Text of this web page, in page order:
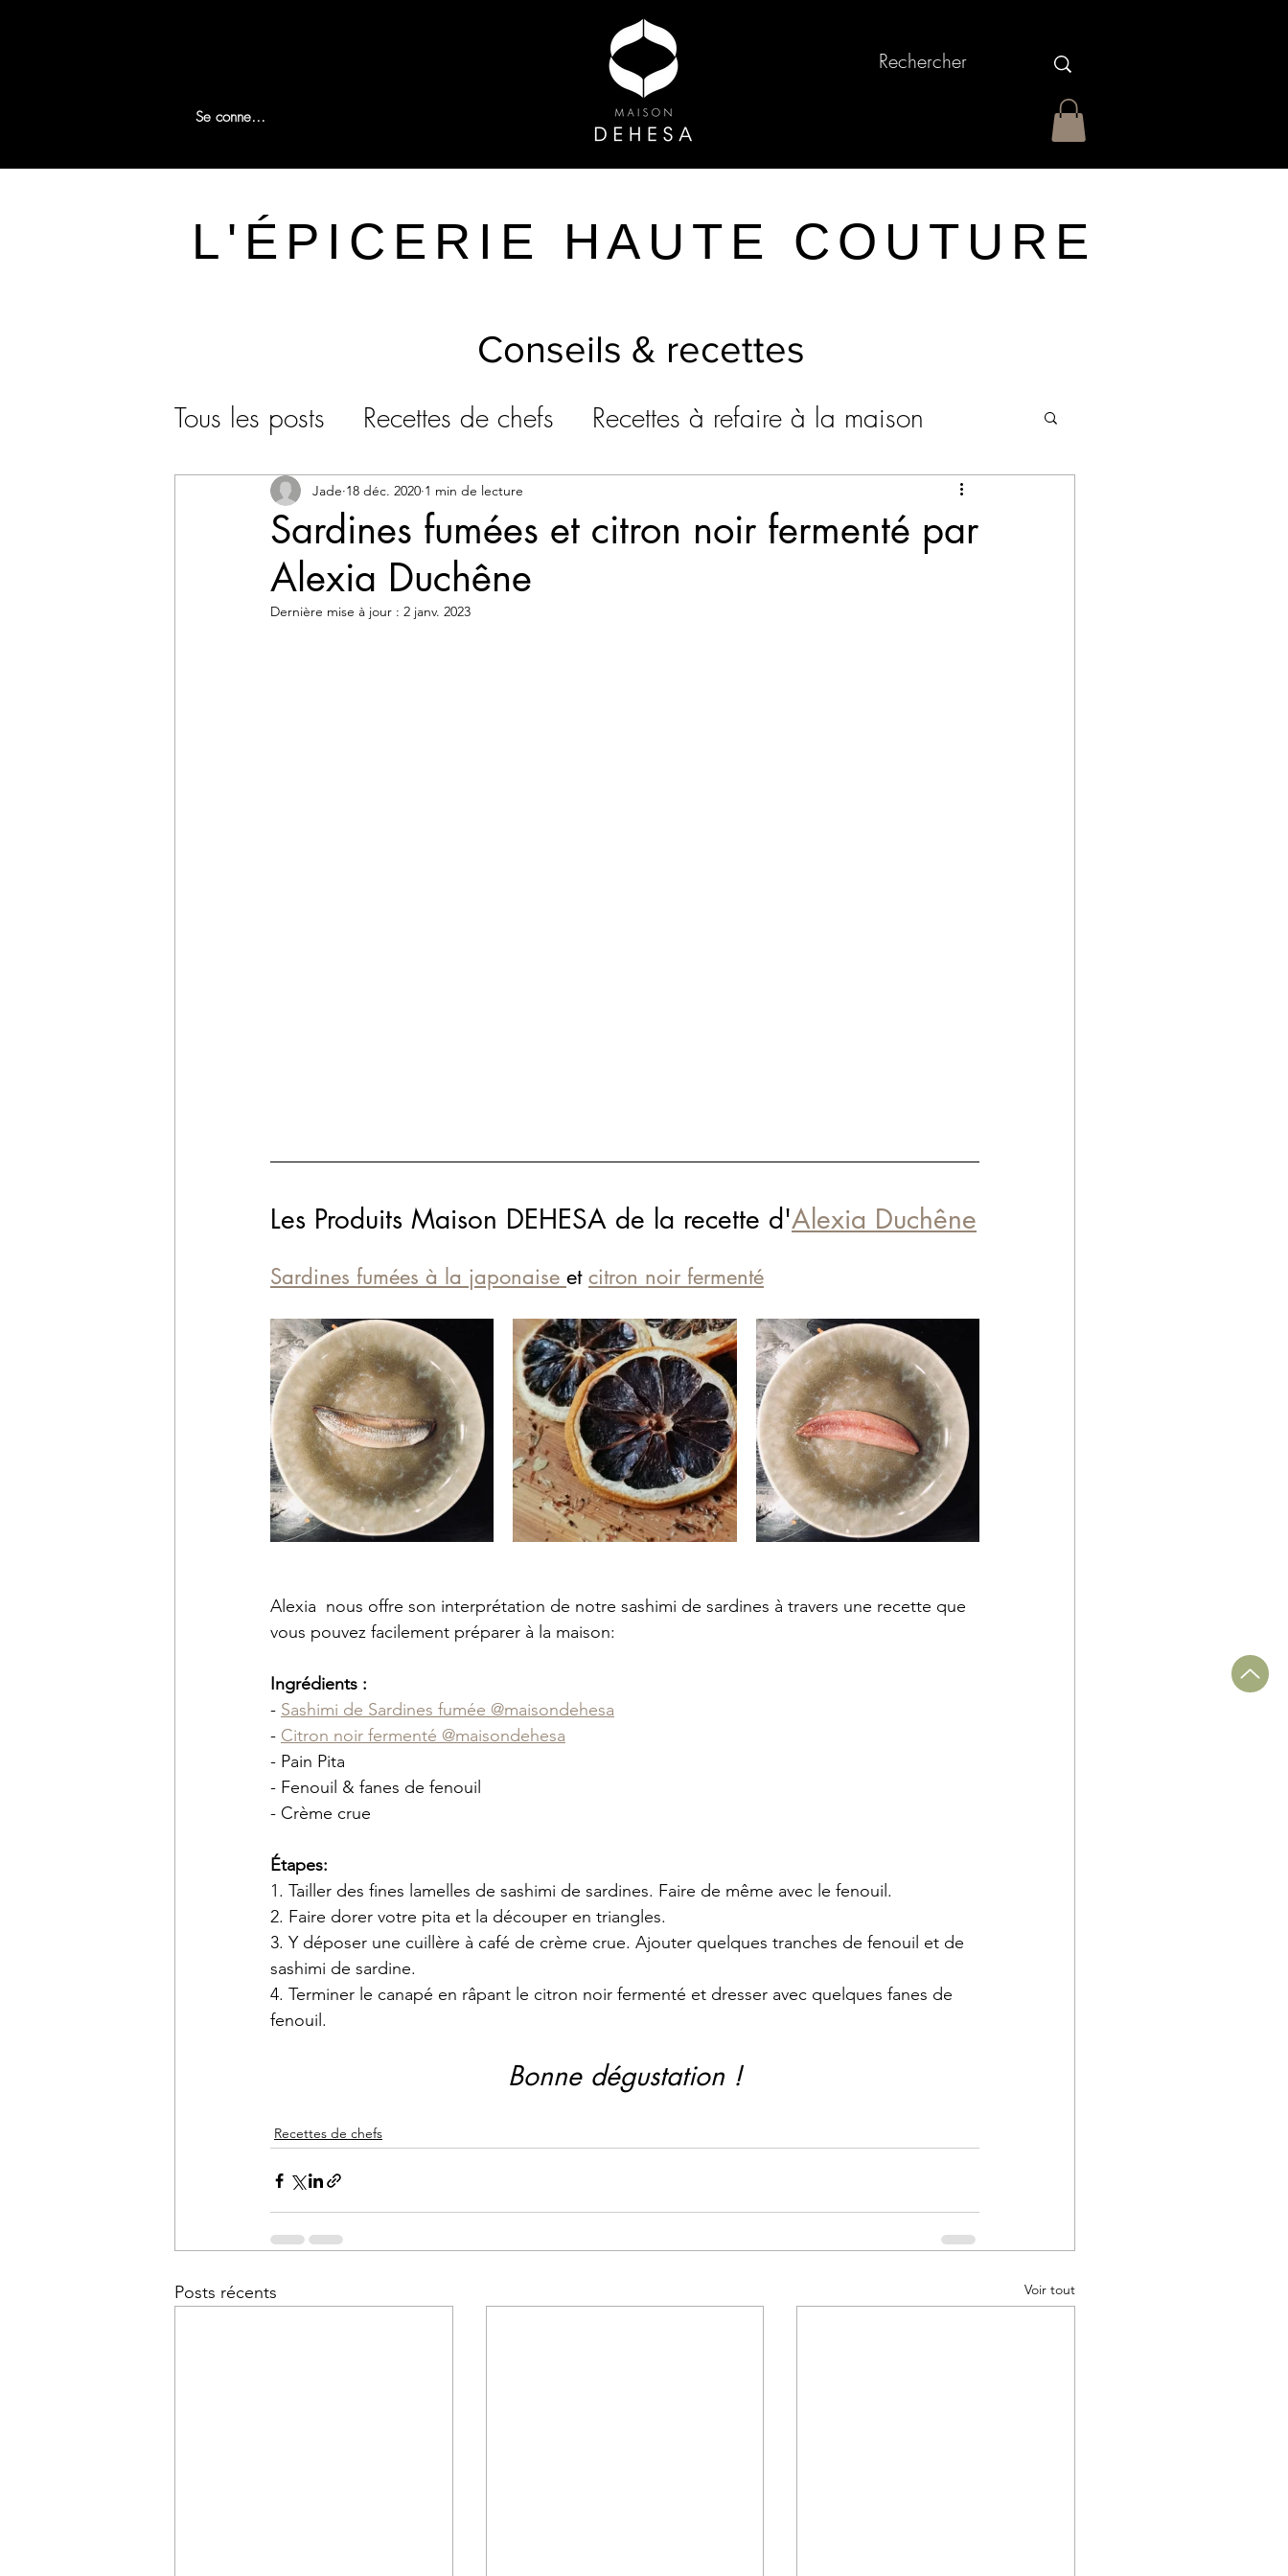
Se connecter
L'ÉPICERIE HAUTE COUTURE
Conseils & recettes
Tous les posts Recettes de chefs Recettes à refaire à la maison
Conseils de dégustation Connaissez-vous?
Sardines fumées et citron noir fermenté par
Alexia Duchêne
Jade 18 déc. 2020 1 min de lecture
Dernière mise à jour : 2 janv. 2023
Les Produits Maison DEHESA de la recette d'Alexia Duchêne
Sardines fumées à la japonaise et citron noir fermenté
Alexia  nous offre son interprétation de notre sashimi de sardines à travers une recette que
vous pouvez facilement préparer à la maison:
Ingrédients :
- Sashimi de Sardines fumée @maisondehesa
- Citron noir fermenté @maisondehesa
- Pain Pita
- Fenouil & fanes de fenouil
- Crème crue
Étapes:
1. Tailler des fines lamelles de sashimi de sardines. Faire de même avec le fenouil.
2. Faire dorer votre pita et la découper en triangles.
3. Y déposer une cuillère à café de crème crue. Ajouter quelques tranches de fenouil et de
sashimi de sardine.
4. Terminer le canapé en râpant le citron noir fermenté et dresser avec quelques fanes de
fenouil.
Bonne dégustation !
Recettes de chefs
Posts récents Voir tout